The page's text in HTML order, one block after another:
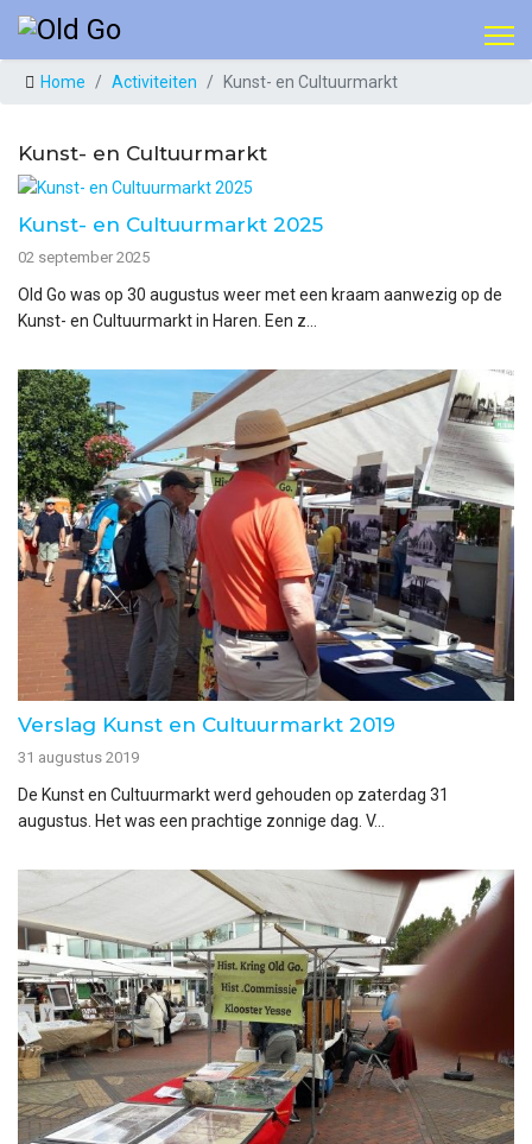
Home Activiteiten Kunst- en Cultuurmarkt
Kunst- en Cultuurmarkt
Kunst- en Cultuurmarkt 2025
02 september 2025
Old Go was op 30 augustus weer met een kraam aanwezig op de
Kunst- en Cultuurmarkt in Haren. Een z...
Verslag Kunst en Cultuurmarkt 2019
31 augustus 2019
De Kunst en Cultuurmarkt werd gehouden op zaterdag 31
augustus. Het was een prachtige zonnige dag. V...